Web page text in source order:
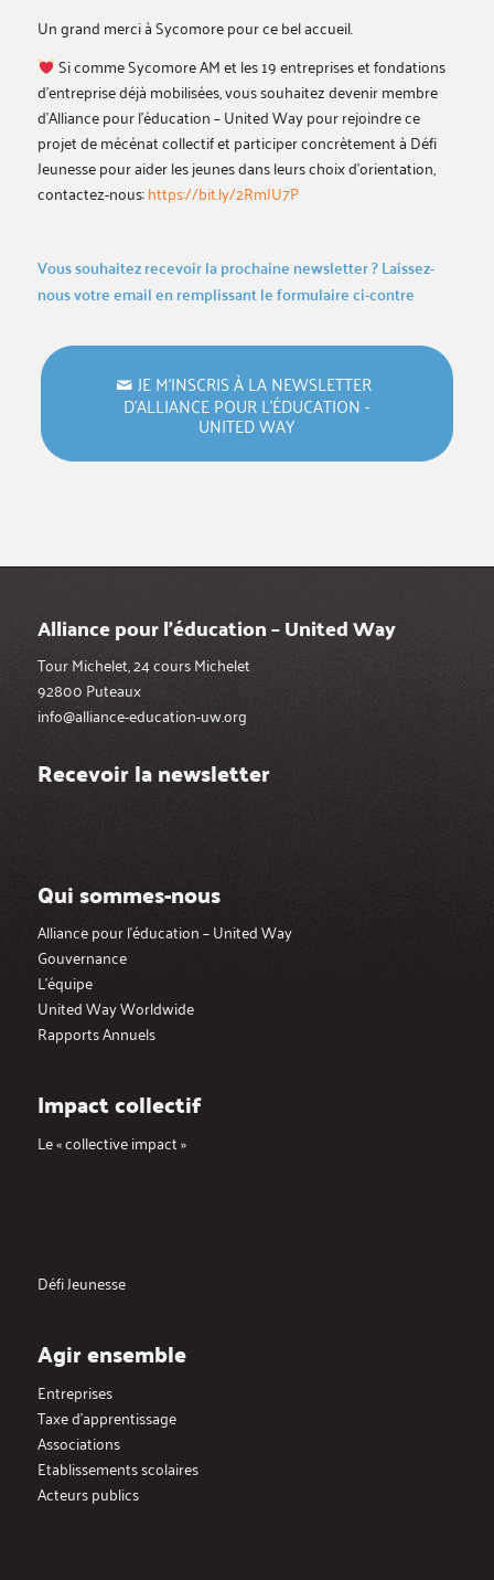
Un grand merci à Sycomore pour ce bel accueil.
Si comme Sycomore AM et les 19 entreprises et fondations
d’entreprise déjà mobilisées, vous souhaitez devenir membre
d’Alliance pour l’éducation – United Way pour rejoindre ce
projet de mécénat collectif et participer concrètement à Défi
Jeunesse pour aider les jeunes dans leurs choix d’orientation,
contactez-nous:https://bit.ly/2RmJU7P
Vous souhaitez recevoir la prochaine newsletter ? Laissez-
nous votre email en remplissant le formulaire ci-contre
JE M‘INSCRIS À LA NEWSLETTER
D’ALLIANCE POUR L’ÉDUCATION -
UNITED WAY
Alliance pour l’éducation – United Way
Tour Michelet, 24 cours Michelet
92800 Puteaux
info@alliance-education-uw.org
Recevoir la newsletter
Qui sommes-nous
Alliance pour l’éducation – United Way
Gouvernance
L’équipe
United Way Worldwide
Rapports Annuels
Impact collectif
Le « collective impact »
Défi Jeunesse
Agir ensemble
Entreprises
Taxe d’apprentissage
Associations
Etablissements scolaires
Acteurs publics